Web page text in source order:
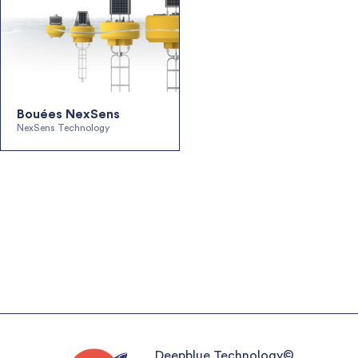
Bouées NexSens
NexSens Technology